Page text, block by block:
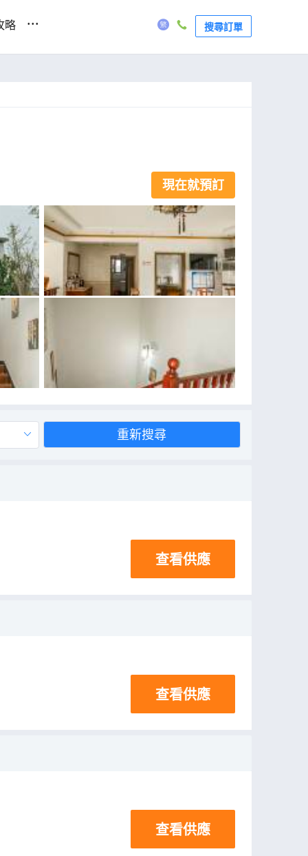
略 ... 搜尋訂單
現在就預訂
重新搜尋
查看供應
查看供應
查看供應